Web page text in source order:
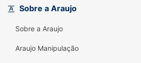
Sobre a Araujo
Sobre a Araujo
Araujo Manipulação